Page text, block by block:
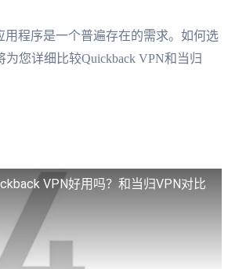
程序是一个普遍存在的需求。如何选
您详细比较Quickback VPN和当归
VPN好用吗？和当归VPN对比